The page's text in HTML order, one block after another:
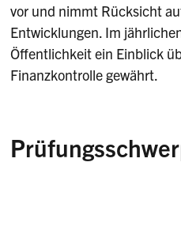
vor und nimmt Rücksicht
Entwicklungen. Im
Öffentlichkeit ein Einblick
Finanzkontrolle gewährt.